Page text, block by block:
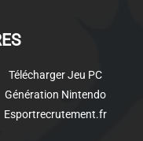
Télécharger Jeu PC
Génération Nintendo
Esportrecrutement.fr